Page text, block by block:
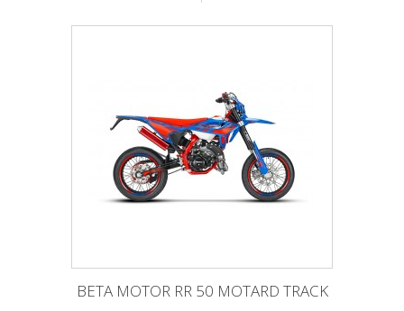
BETA MOTOR RR 50 MOTARD TRACK